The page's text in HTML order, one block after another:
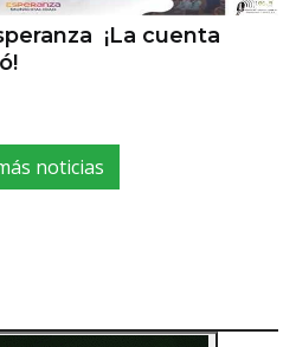
¡La cuenta
noticias